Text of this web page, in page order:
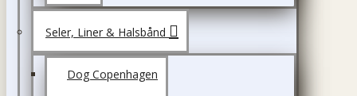
Seler, Liner & Halsbånd
Dog Copenhagen